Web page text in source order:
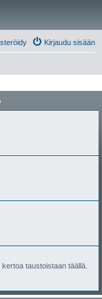
Kirjaudu sisään
taustoistaan täällä.